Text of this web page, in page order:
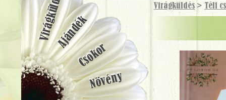
Virágküldés > Téli
VirágküldésAjándék
Csokor
Növény